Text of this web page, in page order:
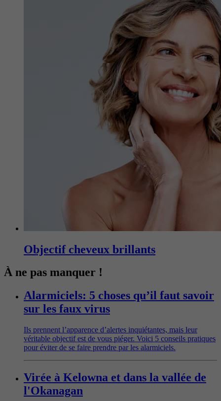
Objectif cheveux brillants
À ne pas manquer !
Alarmiciels: 5 choses qu’il faut savoir
sur les faux virus
Ils prennent l’apparence d’alertes inquiétantes, mais leur
véritable objectif est de vous piéger. Voici 5 conseils pratiques
pour éviter de se faire prendre par les alarmiciels.
Virée à Kelowna et dans la vallée de
l'Okanagan